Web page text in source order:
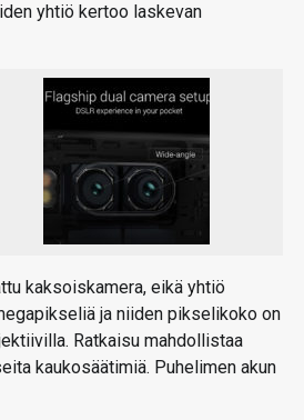
yhtiö kertoo laskevan
kaksoiskamera, eikä yhtiö
ja niiden pikselikoko on
Ratkaisu mahdollistaa
kaukosäätimiä. Puhelimen akun